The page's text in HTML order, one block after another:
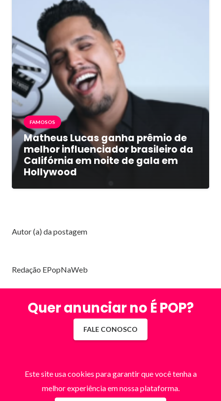
FAMOSOS
Matheus Lucas ganha prêmio de
melhor influenciador brasileiro da
Califórnia em noite de gala em
Hollywood
Autor (a) da postagem
Redação EPopNaWeb
Quer anunciar no É POP?
FALE CONOSCO
Este site usa cookies para garantir que você tenha a
melhor experiência em nossa plataforma.